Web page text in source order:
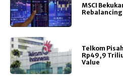
MSCI
Rebalancing
Telkom
Rp49,9
Value